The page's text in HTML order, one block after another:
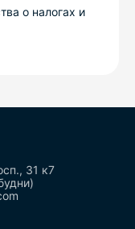
о налогах и
31 к7